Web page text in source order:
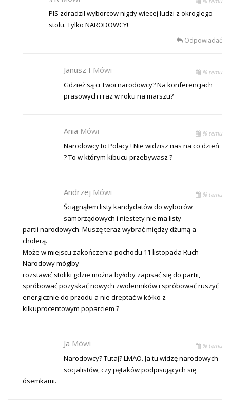
PIS zdradzil wyborcow nigdy wiecej ludzi z okroglego
stolu. Tylko NARODOWCY!
Odpowiadać
Janusz I Mówi % temu
Gdzież są ci Twoi narodowcy? Na konferencjach
prasowych i raz w roku na marszu?
Ania Mówi % temu
Narodowcy to Polacy ! Nie widzisz nas na co dzień
? To w którym kibucu przebywasz ?
Andrzej Mówi % temu
Ściągnąłem listy kandydatów do wyborów
samorządowych i niestety nie ma listy
partii narodowych. Muszę teraz wybrać między dżumą a
cholerą.
Może w miejscu zakończenia pochodu 11 listopada Ruch
Narodowy mógłby
rozstawić stoliki gdzie można byłoby zapisać się do partii,
spróbować pozyskać nowych zwolenników i spróbować ruszyć
energicznie do przodu a nie dreptać w kółko z
kilkuprocentowym poparciem ?
Ja Mówi % temu
Narodowcy? Tutaj? LMAO. Ja tu widzę narodowych
socjalistów, czy pętaków podpisujących się
ósemkami.